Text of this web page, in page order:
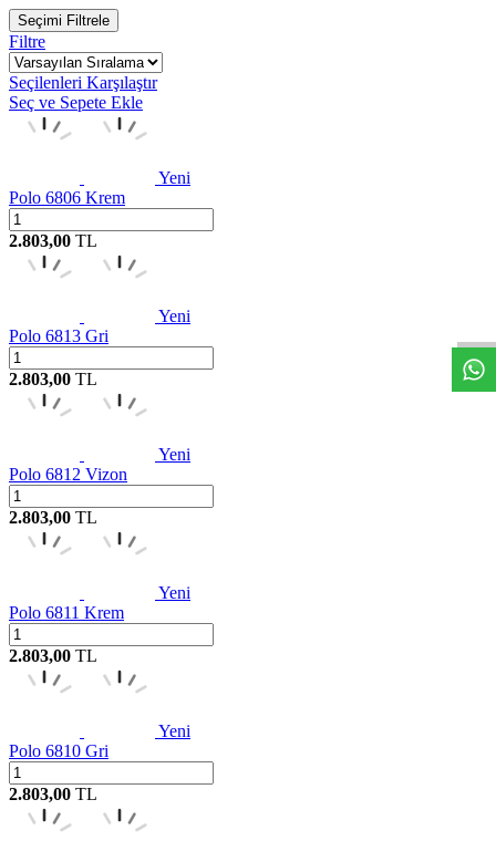
Seçimi Filtrele
Filtre
Seçilenleri Karşılaştır
Seç ve Sepete Ekle
Yeni
Polo 6806 Krem
2.803,00 TL
Yeni
Polo 6813 Gri
2.803,00 TL
Yeni
Polo 6812 Vizon
2.803,00 TL
Yeni
Polo 6811 Krem
2.803,00 TL
Yeni
Polo 6810 Gri
2.803,00 TL